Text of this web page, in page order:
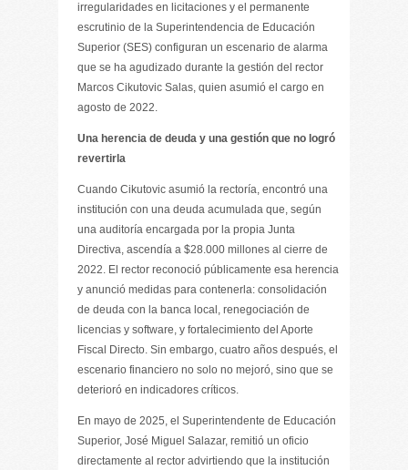
irregularidades en licitaciones y el permanente
escrutinio de la Superintendencia de Educación
Superior (SES) configuran un escenario de alarma
que se ha agudizado durante la gestión del rector
Marcos Cikutovic Salas, quien asumió el cargo en
agosto de 2022.
Una herencia de deuda y una gestión que no logró
revertirla
Cuando Cikutovic asumió la rectoría, encontró una
institución con una deuda acumulada que, según
una auditoría encargada por la propia Junta
Directiva, ascendía a $28.000 millones al cierre de
2022. El rector reconoció públicamente esa herencia
y anunció medidas para contenerla: consolidación
de deuda con la banca local, renegociación de
licencias y software, y fortalecimiento del Aporte
Fiscal Directo. Sin embargo, cuatro años después, el
escenario financiero no solo no mejoró, sino que se
deterioró en indicadores críticos.
En mayo de 2025, el Superintendente de Educación
Superior, José Miguel Salazar, remitió un oficio
directamente al rector advirtiendo que la institución